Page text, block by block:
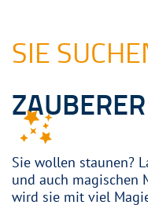
SIE
Sie wollen staunen?
und auch magischen
wird sie mit viel